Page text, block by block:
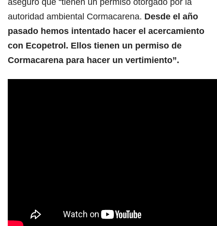
autoridad ambiental Cormacarena. Desde el año
pasado hemos intentado hacer el acercamiento
con Ecopetrol. Ellos tienen un permiso de
Cormacarena para hacer un vertimiento”.